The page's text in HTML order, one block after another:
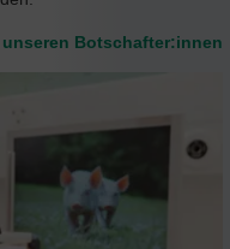
unseren Botschafter:innen